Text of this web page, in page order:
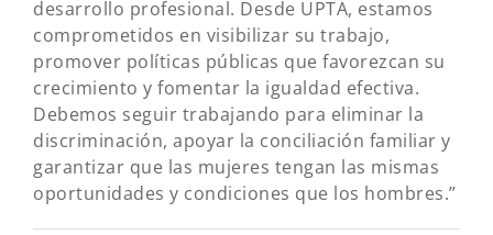
desarrollo profesional. Desde UPTA, estamos
comprometidos en visibilizar su trabajo,
promover políticas públicas que favorezcan su
crecimiento y fomentar la igualdad efectiva.
Debemos seguir trabajando para eliminar la
discriminación, apoyar la conciliación familiar y
garantizar que las mujeres tengan las mismas
oportunidades y condiciones que los hombres.”